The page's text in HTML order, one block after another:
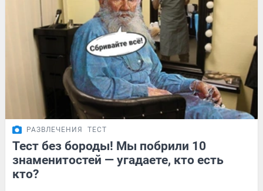
РАЗВЛЕЧЕНИЯ ТЕСТ
Тест без бороды! Мы побрили 10
знаменитостей — угадаете, кто есть
кто?